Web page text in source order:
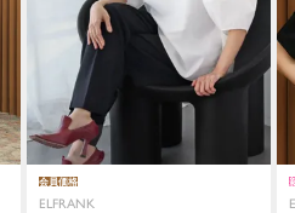
ELFRANK
会員価格